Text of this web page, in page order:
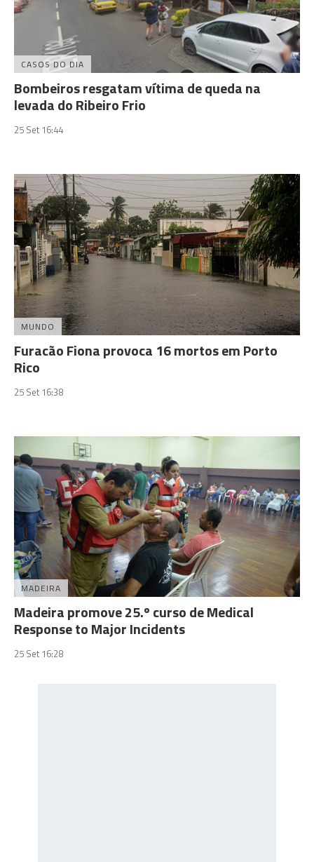
CASOS DO DIA
Bombeiros resgatam vítima de queda na
levada do Ribeiro Frio
25 Set 16:44
MUNDO
Furacão Fiona provoca 16 mortos em Porto
Rico
25 Set 16:38
MADEIRA
Madeira promove 25.º curso de Medical
Response to Major Incidents
25 Set 16:28